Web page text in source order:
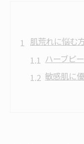
肌荒れに悩む
ハーブピ
敏感肌に
肌荒れを